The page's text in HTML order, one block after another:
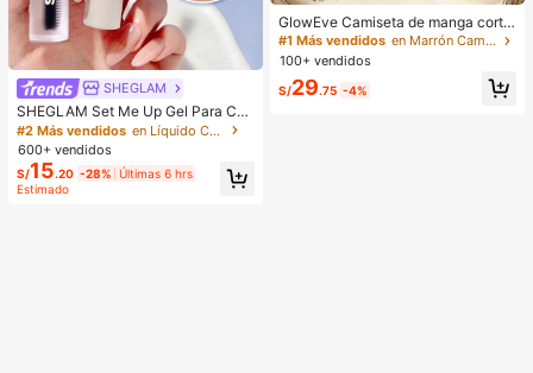
SHEGLAM
SHEGLAM Set Me Up Gel Para Cej
as Marca De Belleza CosméTica M
aquillaje Para Mujeres Y NiñAs
#2 Más vendidos
en Líquido Cejas
600+ vendidos
S/15.20 -28% Últimas 6 hrs
Estimado
GlowEve Camiseta de manga corta
de cuello redondo de unicolor casu
al versátil para uso diario para muje
r
#1 Más vendidos
en Marrón Camisetas básicas informales
100+ vendidos
S/29.75 -4%